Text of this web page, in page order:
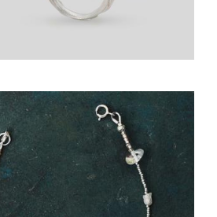
Браслет ручной работы "Shizuka"
3 000 pуб.